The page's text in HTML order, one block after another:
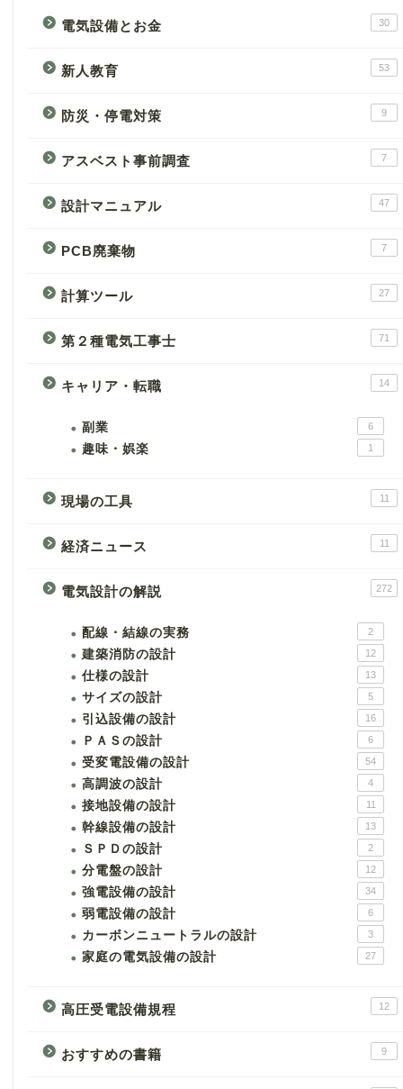
電気設備とお金 30
新人教育 53
防災・停電対策 9
アスベスト事前調査 7
設計マニュアル 47
PCB廃棄物 7
計算ツール 27
第２種電気工事士 71
キャリア・転職 14
副業 6
趣味・娯楽 1
現場の工具 11
経済ニュース 11
電気設計の解説 272
配線・結線の実務 2
建築消防の設計 12
仕様の設計 13
サイズの設計 5
引込設備の設計 16
ＰＡＳの設計 6
受変電設備の設計 54
高調波の設計 4
接地設備の設計 11
幹線設備の設計 13
ＳＰＤの設計 2
分電盤の設計 12
強電設備の設計 34
弱電設備の設計 6
カーボンニュートラルの設計 3
家庭の電気設備の設計 27
高圧受電設備規程 12
おすすめの書籍 9